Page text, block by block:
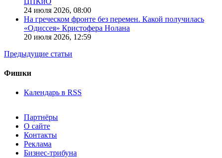
24 июля 2026, 08:00
На греческом фронте без перемен. Какой получилась
«Одиссея» Кристофера Нолана
20 июля 2026, 12:59
Предыдущие статьи
Фишки
Календарь в RSS
Партнёры
О сайте
Контакты
Реклама
Бизнес-трибуна